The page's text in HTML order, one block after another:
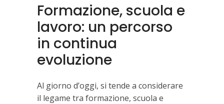
Formazione, scuola e
lavoro: un percorso
in continua
evoluzione
Al giorno d’oggi, si tende a considerare
il legame tra formazione, scuola e